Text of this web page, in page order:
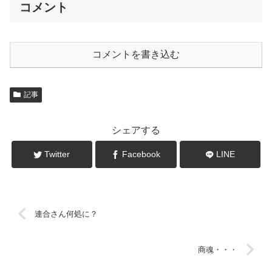
コメント
コメントを書き込む
記事
シェアする
Twitter Facebook LINE
連合さん何処に？
商魂・・・